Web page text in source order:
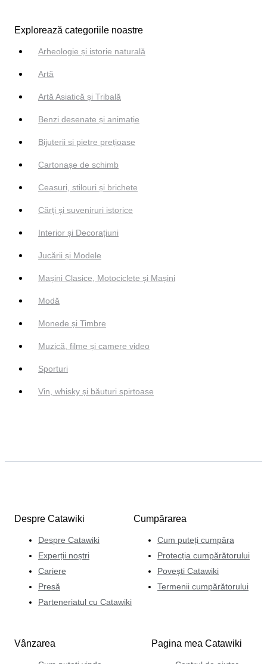
Explorează categoriile noastre
Arheologie și istorie naturală
Artă
Artă Asiatică și Tribală
Benzi desenate și animație
Bijuterii si pietre prețioase
Cartonașe de schimb
Ceasuri, stilouri și brichete
Cărți și suveniruri istorice
Interior și Decorațiuni
Jucării și Modele
Mașini Clasice, Motociclete și Mașini
Modă
Monede și Timbre
Muzică, filme și camere video
Sporturi
Vin, whisky și băuturi spirtoase
Despre Catawiki
Despre Catawiki
Experții noștri
Cariere
Presă
Parteneriatul cu Catawiki
Cumpărarea
Cum puteți cumpăra
Protecția cumpărătorului
Povești Catawiki
Termenii cumpărătorului
Vânzarea Pagina mea Catawiki